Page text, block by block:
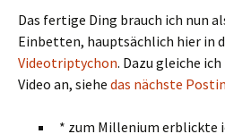
Das fertige Ding brauch ich nun
Einbetten, hauptsächlich hier in
Videotriptychon. Dazu gleiche
Video an, siehe das nächste
* zum Millenium erblickte